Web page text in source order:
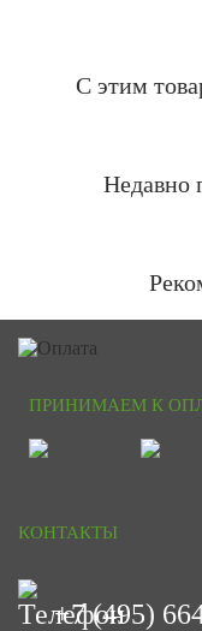
С этим
Недавно
ПРИНИМАЕМ К
КОНТАКТЫ
+7 (495)